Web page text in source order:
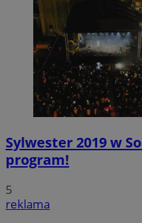
Sylwester 2019 w
program!
5
reklama